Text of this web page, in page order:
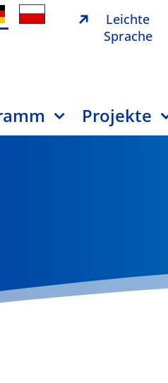
Leichte
Sprache
Projekte